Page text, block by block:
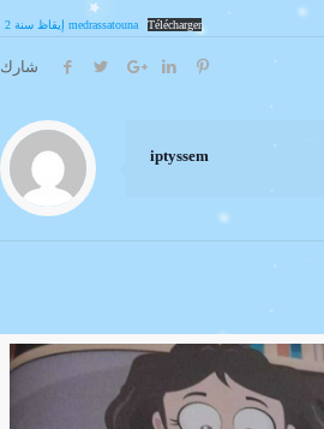
إيقاظ سنة 2 medrassatouna Télécharger
شارك
iptyssem